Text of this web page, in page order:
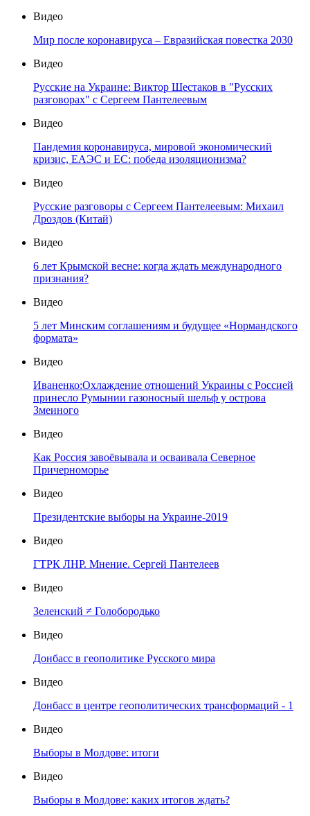
Видео
Мир после коронавируса – Евразийская повестка 2030
Видео
Русские на Украине: Виктор Шестаков в "Русских
разговорах" с Сергеем Пантелеевым
Видео
Пандемия коронавируса, мировой экономический
кризис, ЕАЭС и ЕС: победа изоляционизма?
Видео
Русские разговоры с Сергеем Пантелеевым: Михаил
Дроздов (Китай)
Видео
6 лет Крымской весне: когда ждать международного
признания?
Видео
5 лет Минским соглашениям и будущее «Нормандского
формата»
Видео
Иваненко:Охлаждение отношений Украины с Россией
принесло Румынии газоносный шельф у острова
Змеиного
Видео
Как Россия завоёвывала и осваивала Северное
Причерноморье
Видео
Президентские выборы на Украине-2019
Видео
ГТРК ЛНР. Мнение. Сергей Пантелеев
Видео
Зеленский ≠ Голобородько
Видео
Донбасс в геополитике Русского мира
Видео
Донбасс в центре геополитических трансформаций - 1
Видео
Выборы в Молдове: итоги
Видео
Выборы в Молдове: каких итогов ждать?